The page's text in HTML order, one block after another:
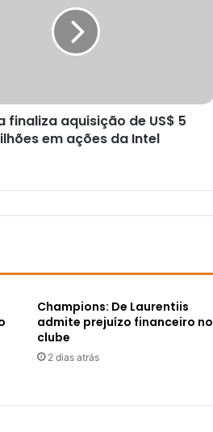
finaliza aquisição de US$ 5
em ações da Intel
Champions: De Laurentiis
admite prejuízo financeiro no
clube
2 dias atrás